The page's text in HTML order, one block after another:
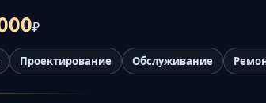
₽
Проектирование Обслуживание